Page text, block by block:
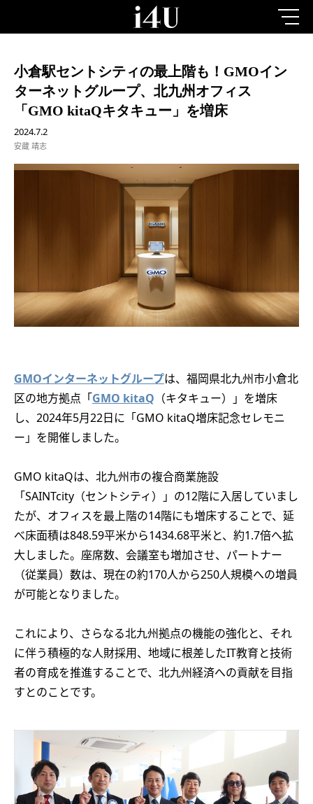
小倉駅セントシティの最上階も！GMOイン
ターネットグループ、北九州オフィス
「GMO kitaQキタキュー」を増床
2024.7.2
安蔵 靖志
GMOインターネットグループは、福岡県北九州市小倉北
区の地方拠点「GMO kitaQ （キタキュー）」を増床
し、2024年5月22日に「GMO kitaQ増床記念セレモニ
ー」を開催しました。
GMO kitaQは、北九州市の複合商業施設
「SAINTcity（セントシティ）」の12階に入居していまし
たが、オフィスを最上階の14階にも増床することで、延
べ床面積は848.59平米から1434.68平米と、約1.7倍へ拡
大しました。座席数、会議室も増加させ、パートナー
（従業員）数は、現在の約170人から250人規模への増員
が可能となりました。
これにより、さらなる北九州拠点の機能の強化と、それ
に伴う積極的な人財採用、地域に根差したIT教育と技術
者の育成を推進することで、北九州経済への貢献を目指
すとのことです。